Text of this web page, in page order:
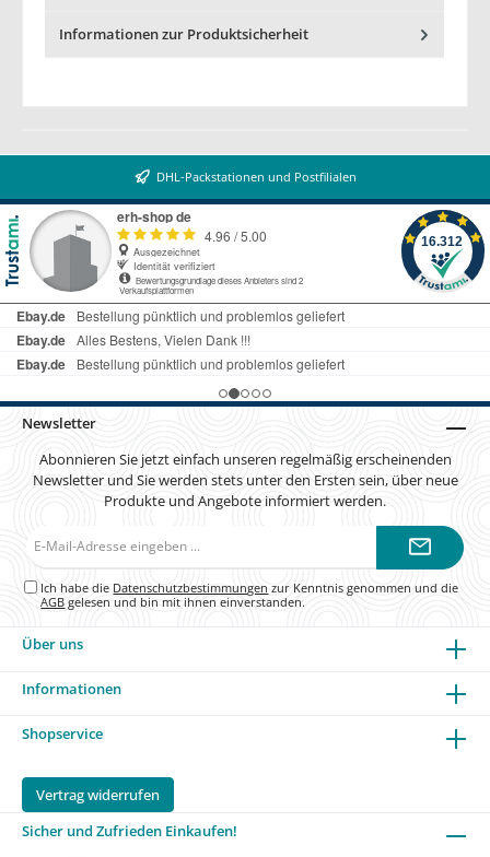
Informationen zur Produktsicherheit
DHL-Packstationen und Postfilialen
Newsletter
Abonnieren Sie jetzt einfach unseren regelmäßig erscheinenden
Newsletter und Sie werden stets unter den Ersten sein, über neue
Produkte und Angebote informiert werden.
Ich habe die Datenschutzbestimmungen zur Kenntnis genommen und die
AGB gelesen und bin mit ihnen einverstanden.
Über uns
Informationen
Shopservice
Vertrag widerrufen
Sicher und Zufrieden Einkaufen!